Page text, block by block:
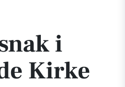
i
Kirke